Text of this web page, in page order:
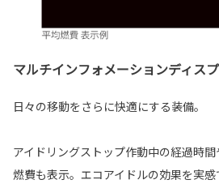
マルチインフォメーションディス
日々の移動をさらに快適にする装備。
アイドリングストップ作動中の経過時
燃費も表示。エコアイドルの効果を実感